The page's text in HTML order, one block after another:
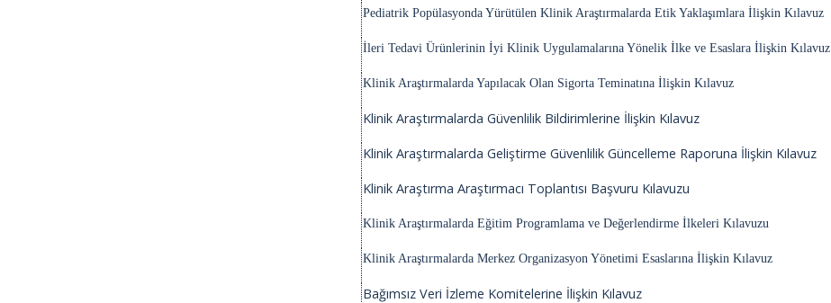
Pediatrik Popülasyonda Yürütülen Klinik Araştırmalarda Etik Yaklaşımlara İlişkin Kılavuz
İleri Tedavi Ürünlerinin İyi Klinik Uygulamalarına Yönelik İlke ve Esaslara İlişkin Kılavuz
Klinik Araştırmalarda Yapılacak Olan Sigorta Teminatına İlişkin Kılavuz
Klinik Araştırmalarda Güvenlilik Bildirimlerine İlişkin Kılavuz
Klinik Araştırmalarda Geliştirme Güvenlilik Güncelleme Raporuna İlişkin Kılavuz
Klinik Araştırma Araştırmacı Toplantısı Başvuru Kılavuzu
Klinik Araştırmalarda Eğitim Programlama ve Değerlendirme İlkeleri Kılavuzu
Klinik Araştırmalarda Merkez Organizasyon Yönetimi Esaslarına İlişkin Kılavuz
Bağımsız Veri İzleme Komitelerine İlişkin Kılavuz